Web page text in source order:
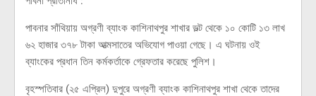
পাবনার সাঁথিয়ায় অগ্রণী ব্যাংক কাশিনাথপুর শাখার ভল্ট থেকে ১০ কোটি ১৩ লাখ
৬২ হাজার ৩৭৮ টাকা আত্মসাতের অভিযোগ পাওয়া গেছে। এ ঘটনায় ওই
ব্যাংকের প্রধান তিন কর্মকর্তাকে গ্রেফতার করেছে পুলিশ।
বৃহস্পতিবার (২৫ এপ্রিল) দুপুরে অগ্রণী ব্যাংক কাশিনাথপুর শাখা থেকে তাদের